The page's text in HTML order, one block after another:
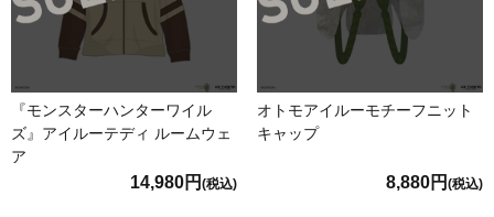
『モンスターハンターワイル
ズ』アイルーテディ ルームウェ
ア
14,980円 (税込)
オトモアイルーモチーフニット
キャップ
8,880円 (税込)